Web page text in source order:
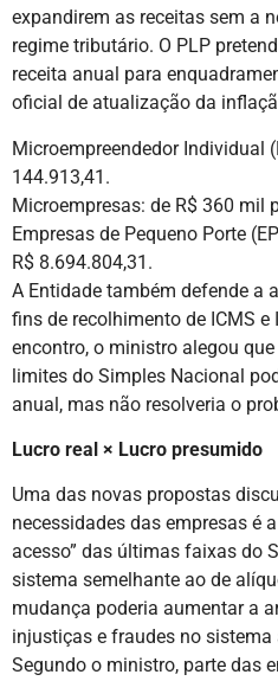
expandirem as receitas sem a
regime tributário. O PLP
receita anual para
oficial de atualização da
Microempreendedor Individual
144.913,41.
Microempresas: de R$ 360 mil
Empresas de Pequeno Porte
R$ 8.694.804,31.
A Entidade também defende a
fins de recolhimento de ICMS e
encontro, o ministro alegou
limites do Simples Nacional
anual, mas não resolveria o
Lucro real × Lucro presumido
Uma das novas propostas
necessidades das empresas é
acesso” das últimas faixas do
sistema semelhante ao de
mudança poderia aumentar a
injustiças e fraudes no sistema
Segundo o ministro, parte das